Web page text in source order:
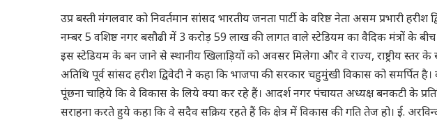
उप्र बस्ती मंगलवार को निवर्तमान सांसद भारतीय जनता पार्टी के वरिष्ठ नेता असम प्रभारी
नम्बर 5 वशिष्ठ नगर बसौढी में 3 करोड़ 59 लाख की लागत वाले स्टेडियम का वैदिक मंत्रों के
इस स्टेडियम के बन जाने से स्थानीय खिलाड़ियों को अवसर मिलेगा और वे राज्य, राष्ट्रीय स्तर
अतिथि पूर्व सांसद हरीश द्विवेदी ने कहा कि भाजपा की सरकार चहुमुंखी विकास को समर्पित
पूंछना चाहिये कि वे विकास के लिये क्या कर रहे हैं। आदर्श नगर पंचायत अध्यक्ष बनकटी के
सराहना करते हुये कहा कि वे सदैव सक्रिय रहते हैं कि क्षेत्र में विकास की गति तेज हो। ई.